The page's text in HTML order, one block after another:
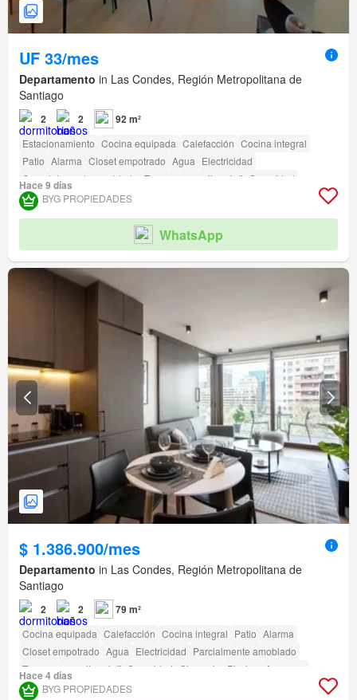
UF 33/mes
Departamento in Las Condes, Región Metropolitana de
Santiago
2 2 92 m²
Estacionamiento Cocina equipada Calefacción Cocina integral
Patio Alarma Closet empotrado Agua Electricidad
Completamente amoblado
Terraza amenity_wi_fi Seguridad
Gimnasio
Piscina Ascensor
Acceso para personas con discapacidad
Hace 9 días
BYG PROPIEDADES
WhatsApp
$ 1.386.900/mes
Departamento in Las Condes, Región Metropolitana de
Santiago
2 2 79 m²
Cocina equipada Calefacción Cocina integral Patio Alarma
Closet empotrado Agua Electricidad Parcialmente amoblado
Terraza
amenity_wi_fi Seguridad Gimnasio Piscina
Ascensor
Jardín Conserje Parilla
Hace 4 días
BYG PROPIEDADES